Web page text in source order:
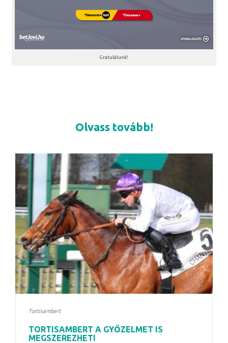
Gratulálunk!
Olvass tovább!
Tortisambert
TORTISAMBERT A GYŐZELMET IS
MEGSZEREZHETI